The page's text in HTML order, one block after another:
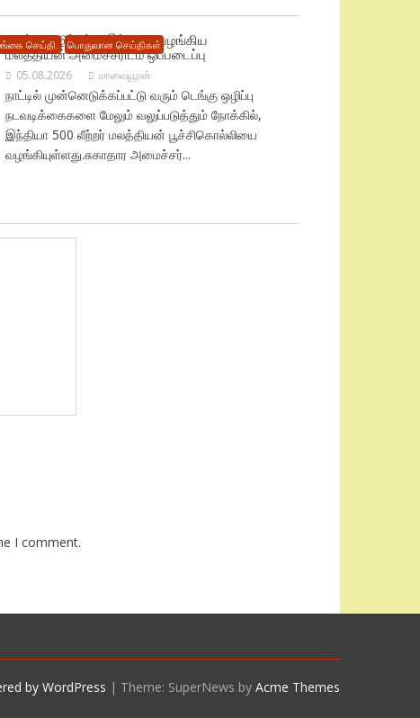
செய்தி. பொதுவான செய்திகள்
டெங்கு ஒழிப்புக்கு இந்தியா வழங்கிய
மலத்தியன் அமைச்சரிடம் ஒப்படைப்பு
05.08.2026 மாவையூரன்
நாட்டில் முன்னெடுக்கப்பட்டு வரும் டெங்கு ஒழிப்பு
நடவடிக்கைகளை மேலும் வலுப்படுத்தும் நோக்கில்,
இந்தியா 500 லீற்றர் மலத்தியன் பூச்சிகொல்லியை
வழங்கியுள்ளது.சுகாதார அமைச்சர்...
I comment.
by WordPress | Theme: SuperNews by Acme Themes